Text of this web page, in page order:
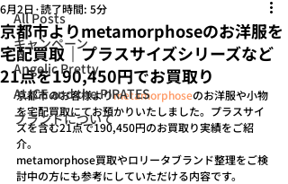
All Posts
キャンペーン
Angelic Pretty
ALICE and the PIRATES
ブランドについて
京都市よりmetamorphoseのお洋服を
宅配買取｜プラスサイズシリーズなど
21点を190,450円でお買取り
6月2日 読了時間: 5分
京都市のお客様よりmetamorphoseのお洋服や小物
を宅配買取にてお預かりいたしました。プラスサイ
ズを含む21点で190,450円のお買取り実績をご紹
介。
metamorphose買取やロリータブランド整理をご検
討中の方にも参考にしていただける内容です。